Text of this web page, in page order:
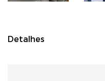
Detalhes